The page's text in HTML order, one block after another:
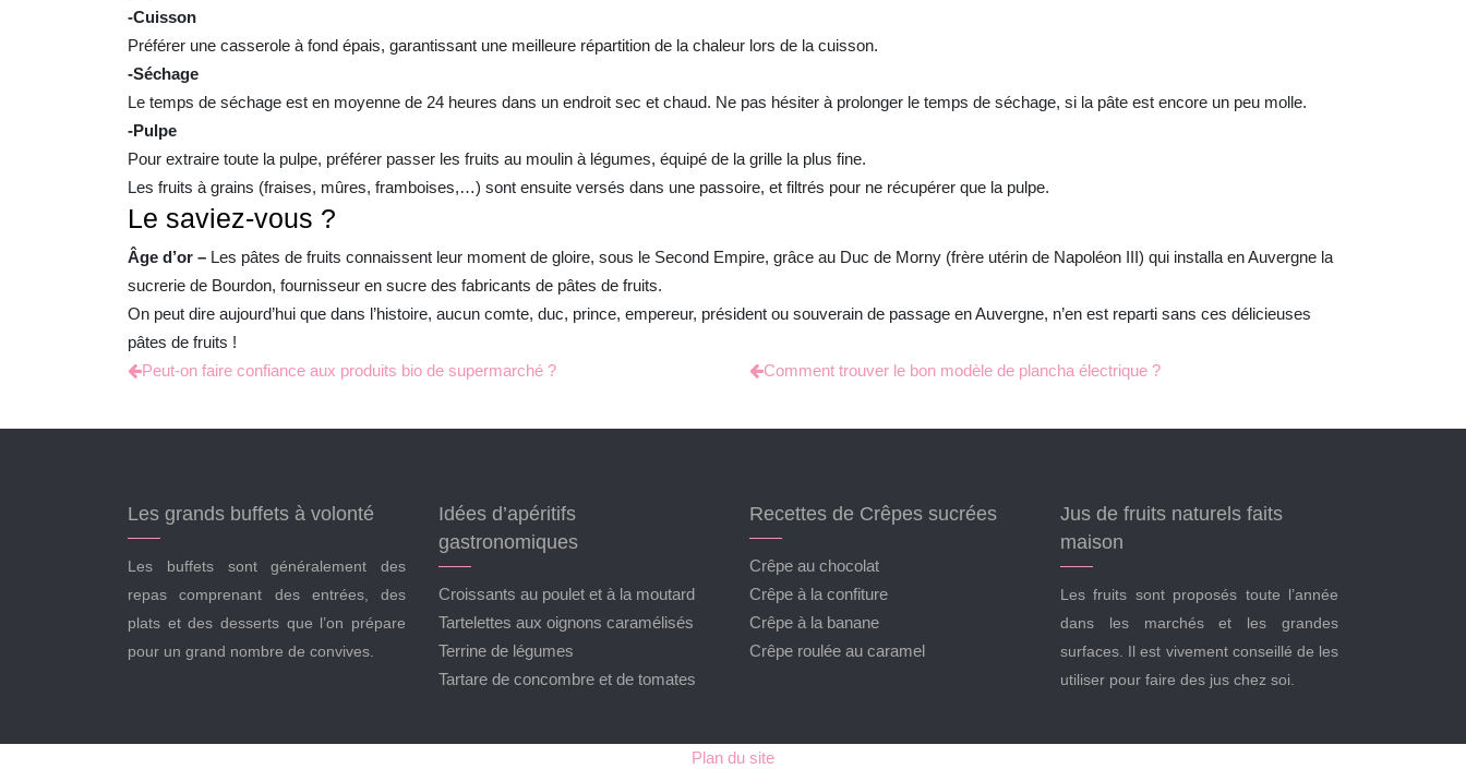
-Cuisson
Préférer une casserole à fond épais, garantissant une meilleure répartition de la chaleur lors de la cuisson.
-Séchage
Le temps de séchage est en moyenne de 24 heures dans un endroit sec et chaud. Ne pas hésiter à prolonger le temps de séchage, si la pâte est encore un peu molle.
-Pulpe
Pour extraire toute la pulpe, préférer passer les fruits au moulin à légumes, équipé de la grille la plus fine.
Les fruits à grains (fraises, mûres, framboises,…) sont ensuite versés dans une passoire, et filtrés pour ne récupérer que la pulpe.
Le saviez-vous ?
Âge d’or – Les pâtes de fruits connaissent leur moment de gloire, sous le Second Empire, grâce au Duc de Morny (frère utérin de Napoléon III) qui installa en Auvergne la
sucrerie de Bourdon, fournisseur en sucre des fabricants de pâtes de fruits.
On peut dire aujourd’hui que dans l’histoire, aucun comte, duc, prince, empereur, président ou souverain de passage en Auvergne, n’en est reparti sans ces délicieuses
pâtes de fruits !
Peut-on faire confiance aux produits bio de supermarché ?
Comment trouver le bon modèle de plancha électrique ?
Les grands buffets à volonté
Les buffets sont généralement des
repas comprenant des entrées, des
plats et des desserts que l’on prépare
pour un grand nombre de convives.
Idées d’apéritifs
gastronomiques
Croissants au poulet et à la moutard
Tartelettes aux oignons caramélisés
Terrine de légumes
Tartare de concombre et de tomates
Recettes de Crêpes sucrées
Crêpe au chocolat
Crêpe à la confiture
Crêpe à la banane
Crêpe roulée au caramel
Jus de fruits naturels faits
maison
Les fruits sont proposés toute l’année
dans les marchés et les grandes
surfaces. Il est vivement conseillé de les
utiliser pour faire des jus chez soi.
Plan du site